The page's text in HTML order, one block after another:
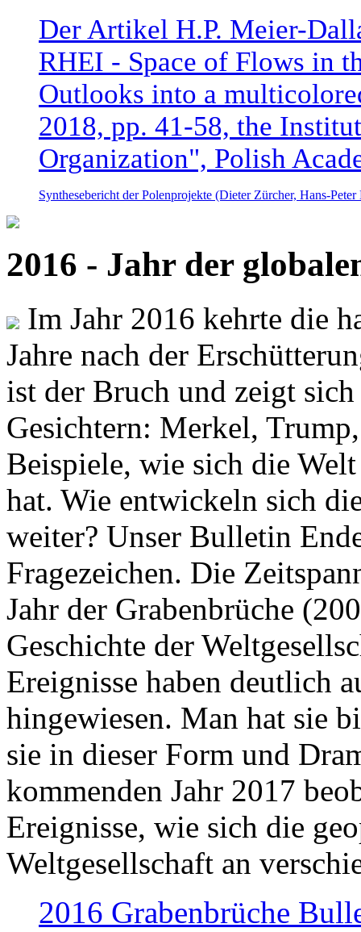
Der Artikel H.P. Meier-
RHEI - Space of Flows in
Outlooks into a
2018, pp. 41-58, the
Organization", Polish
Synthesebericht der Polenprojekte (Dieter Zürcher, Hans-
2016 - Jahr der
Im Jahr 2016 kehrte die
Jahre nach der
ist der Bruch und zeigt
Gesichtern: Merkel,
Beispiele, wie sich die
hat. Wie entwickeln sich
weiter? Unser Bulletin
Fragezeichen. Die
Jahr der Grabenbrüche
Geschichte der
Ereignisse haben deutlich
hingewiesen. Man hat sie
sie in dieser Form und
kommenden Jahr 2017
Ereignisse, wie sich die
Weltgesellschaft an
2016 Grabenbrüche